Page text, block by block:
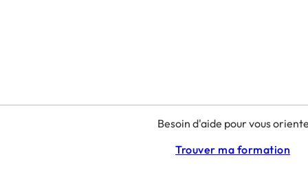
Besoin d'aide pour vous
Trouver ma formation